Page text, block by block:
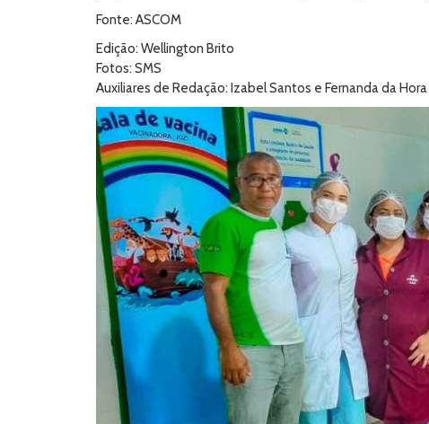
Fonte: ASCOM
Edição: Wellington Brito
Fotos: SMS
Auxiliares de Redação: Izabel Santos e Fernanda da Hora